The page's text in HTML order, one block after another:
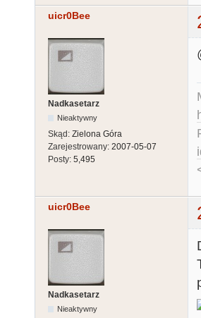
uicr0Bee
Nadkasetarz
Nieaktywny
Skąd: Zielona Góra
Zarejestrowany: 2007-05-07
Posty: 5,495
uicr0Bee
Nadkasetarz
Nieaktywny